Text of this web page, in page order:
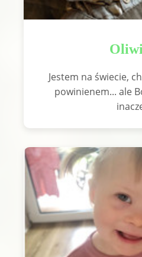
Jestem na świecie,
powinienem... ale